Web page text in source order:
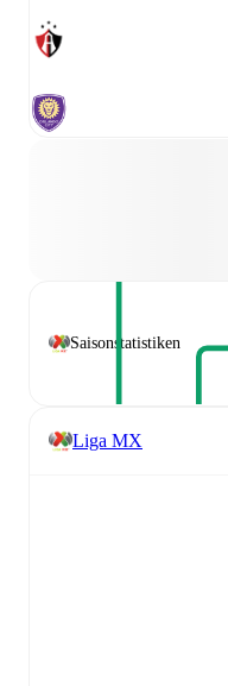
Saisonstatistiken
Liga MX